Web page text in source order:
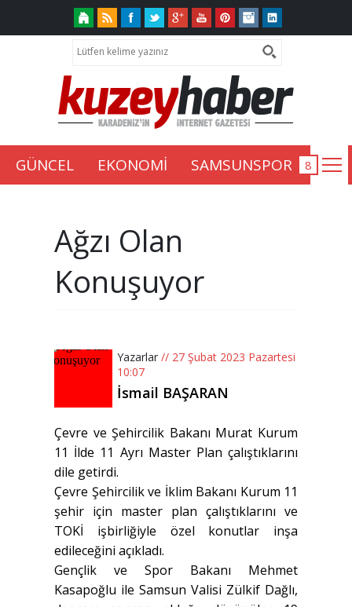
GÜNCEL EKONOMİ SAMSUNSPOR
Ağzı Olan
Konuşuyor
Yazarlar // 27 Şubat 2023 Pazartesi
10:07
İsmail BAŞARAN
Çevre ve Şehircilik Bakanı Murat Kurum
11 İlde 11 Ayrı Master Plan çalıştıklarını
dile getirdi.
Çevre Şehircilik ve İklim Bakanı Kurum 11
şehir için master plan çalıştıklarını ve
TOKİ işbirliğiyle özel konutlar inşa
edileceğini açıkladı.
Gençlik ve Spor Bakanı Mehmet
Kasapoğlu ile Samsun Valisi Zülkif Dağlı,